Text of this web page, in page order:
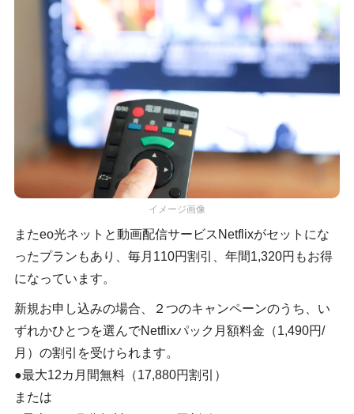
イメージ画像
またeo光ネットと動画配信サービスNetflixがセットにな
ったプランもあり、毎月110円割引、年間1,320円もお得
になっています。
新規お申し込みの場合、２つのキャンペーンのうち、い
ずれかひとつを選んでNetflixパック月額料金（1,490円/
月）の割引を受けられます。
●最大12カ月間無料（17,880円割引）
または